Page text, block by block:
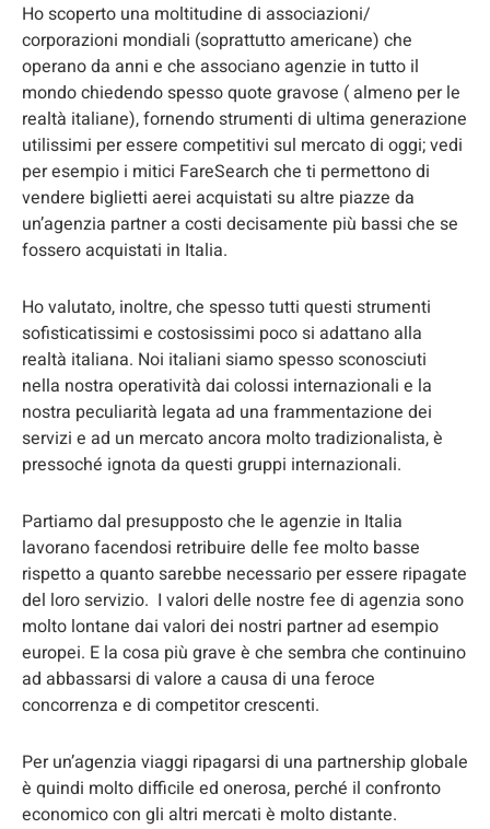
Ho scoperto una moltitudine di associazioni/
corporazioni mondiali (soprattutto americane) che
operano da anni e che associano agenzie in tutto il
mondo chiedendo spesso quote gravose ( almeno per le
realtà italiane), fornendo strumenti di ultima generazione
utilissimi per essere competitivi sul mercato di oggi; vedi
per esempio i mitici FareSearch che ti permettono di
vendere biglietti aerei acquistati su altre piazze da
un’agenzia partner a costi decisamente più bassi che se
fossero acquistati in Italia.
Ho valutato, inoltre, che spesso tutti questi strumenti
sofisticatissimi e costosissimi poco si adattano alla
realtà italiana. Noi italiani siamo spesso sconosciuti
nella nostra operatività dai colossi internazionali e la
nostra peculiarità legata ad una frammentazione dei
servizi e ad un mercato ancora molto tradizionalista, è
pressoché ignota da questi gruppi internazionali.
Partiamo dal presupposto che le agenzie in Italia
lavorano facendosi retribuire delle fee molto basse
rispetto a quanto sarebbe necessario per essere ripagate
del loro servizio. I valori delle nostre fee di agenzia sono
molto lontane dai valori dei nostri partner ad esempio
europei. E la cosa più grave è che sembra che continuino
ad abbassarsi di valore a causa di una feroce
concorrenza e di competitor crescenti.
Per un’agenzia viaggi ripagarsi di una partnership globale
è quindi molto difficile ed onerosa, perché il confronto
economico con gli altri mercati è molto distante.